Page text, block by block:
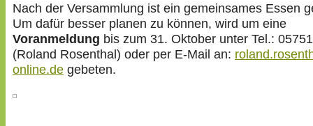
Nach der Versammlung ist ein gemeinsames Essen
Um dafür besser planen zu können, wird um eine
Voranmeldung bis zum 31. Oktober unter Tel.:
(Roland Rosenthal) oder per E-Mail an:
online.de gebeten.